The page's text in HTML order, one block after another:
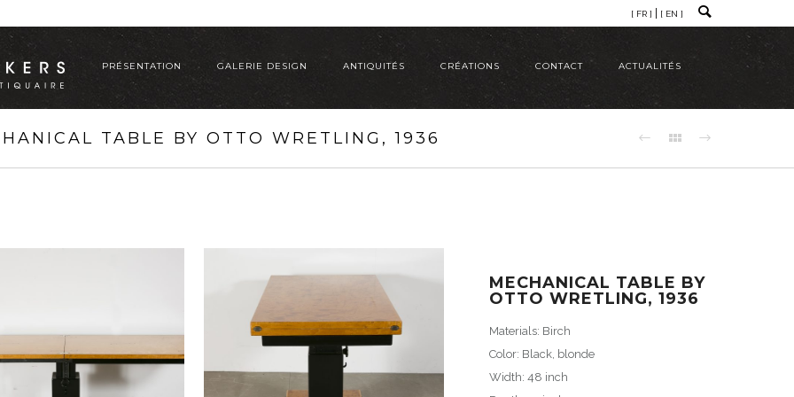
[ FR ] [ EN ]
PRÉSENTATION GALERIE DESIGN ANTIQUITÉS CRÉATIONS CONTACT ACTUALITÉS
TABLE BY OTTO WRETLING, 1936
MECHANICAL TABLE BY
OTTO WRETLING, 1936
Materials: Birch
Color: Black, blonde
Width: 48 inch